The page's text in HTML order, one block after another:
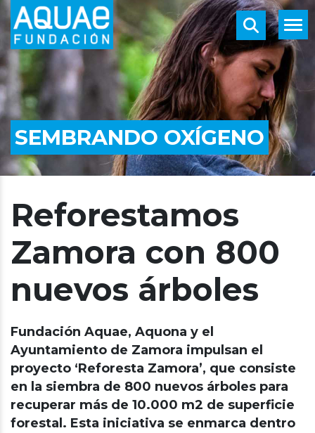
SEMBRANDO OXÍGENO
Reforestamos
Zamora con 800
nuevos árboles
Fundación Aquae, Aquona y el
Ayuntamiento de Zamora impulsan el
proyecto ‘Reforesta Zamora’, que consiste
en la siembra de 800 nuevos árboles para
recuperar más de 10.000 m2 de superficie
forestal. Esta iniciativa se enmarca dentro